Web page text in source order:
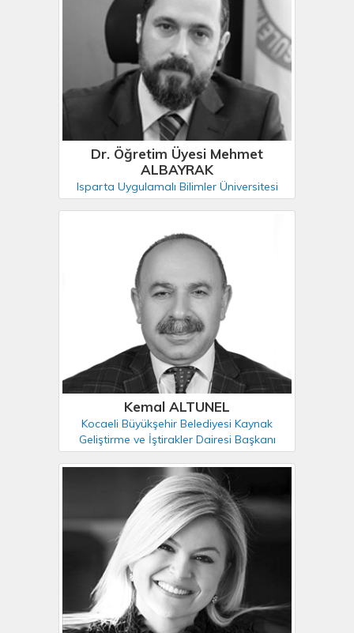
Dr. Öğretim Üyesi Mehmet
ALBAYRAK
Isparta Uygulamalı Bilimler Üniversitesi
Kemal ALTUNEL
Kocaeli Büyükşehir Belediyesi Kaynak
Geliştirme ve İştirakler Dairesi Başkanı